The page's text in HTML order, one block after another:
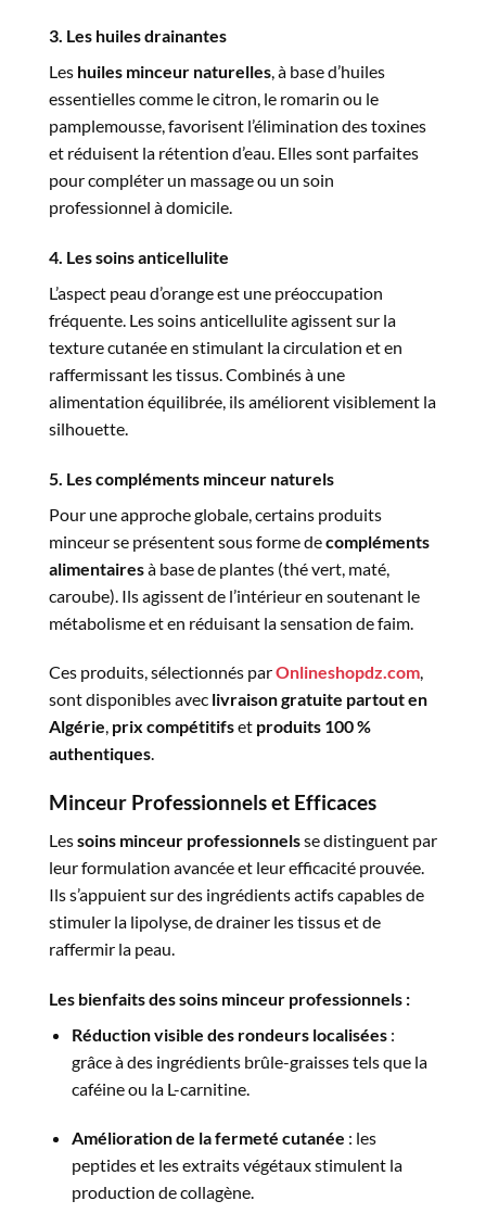
3. Les huiles drainantes
Les huiles minceur naturelles, à base d’huiles
essentielles comme le citron, le romarin ou le
pamplemousse, favorisent l’élimination des toxines
et réduisent la rétention d’eau. Elles sont parfaites
pour compléter un massage ou un soin
professionnel à domicile.
4. Les soins anticellulite
L’aspect peau d’orange est une préoccupation
fréquente. Les soins anticellulite agissent sur la
texture cutanée en stimulant la circulation et en
raffermissant les tissus. Combinés à une
alimentation équilibrée, ils améliorent visiblement la
silhouette.
5. Les compléments minceur naturels
Pour une approche globale, certains produits
minceur se présentent sous forme decompléments
alimentairesà base de plantes (thé vert, maté,
caroube). Ils agissent de l’intérieur en soutenant le
métabolisme et en réduisant la sensation de faim.
Ces produits, sélectionnés parOnlineshopdz.com,
sont disponibles avec livraison gratuite partout en
Algérie, prix compétitifset produits 100 %
authentiques.
Minceur Professionnels et Efficaces
Lessoins minceur professionnelsse distinguent par
leur formulation avancée et leur efficacité prouvée.
Ils s’appuient sur des ingrédients actifs capables de
stimuler la lipolyse, de drainer les tissus et de
raffermir la peau.
Les bienfaits des soins minceur professionnels :
Réduction visible des rondeurs localisées:
grâce à des ingrédients brûle-graisses tels que la
caféine ou la L-carnitine.
Amélioration de la fermeté cutanée : les
peptides et les extraits végétaux stimulent la
production de collagène.